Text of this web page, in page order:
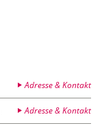
Adresse & Kontakt
Adresse & Kontakt